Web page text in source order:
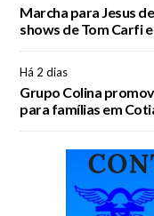
Marcha para Jesus
shows de Tom Carfi
Há 2 dias
Grupo Colina
para famílias em